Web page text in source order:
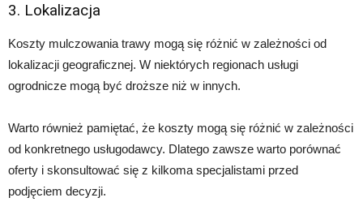
3. Lokalizacja
Koszty mulczowania trawy mogą się różnić w zależności od
lokalizacji geograficznej. W niektórych regionach usługi
ogrodnicze mogą być droższe niż w innych.
Warto również pamiętać, że koszty mogą się różnić w zależności
od konkretnego usługodawcy. Dlatego zawsze warto porównać
oferty i skonsultować się z kilkoma specjalistami przed
podjęciem decyzji.